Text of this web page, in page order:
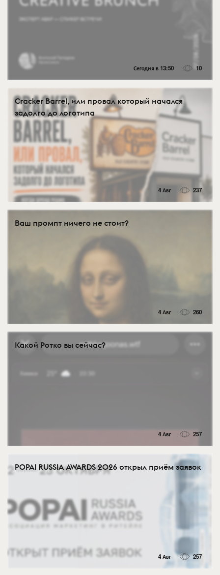
Сегодня в 13:50 10
Cracker Barrel, или провал который начался
задолго до логотипа
4 Авг 237
Ваш промпт ничего не стоит?
4 Авг 260
Какой Ротко вы сейчас?
4 Авг 257
POPAI RUSSIA AWARDS 2026 открыл приём заявок
4 Авг 257